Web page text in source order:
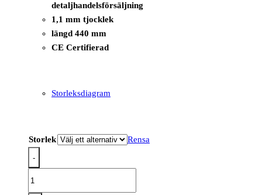
detaljhandelsförsäljning
1,1 mm tjocklek
längd 440 mm
CE Certifierad
Storleksdiagram
Storlek Rensa
-